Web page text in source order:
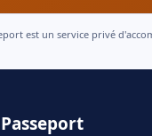
est un service privé